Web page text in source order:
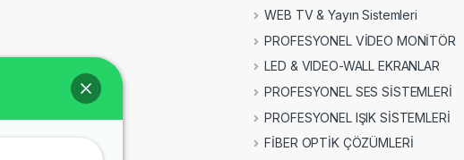
WEB TV & Yayın Sistemleri
PROFESYONEL VİDEO MONİTÖR
LED & VIDEO-WALL EKRANLAR
PROFESYONEL SES SİSTEMLERİ
PROFESYONEL IŞIK SİSTEMLERİ
FİBER OPTİK ÇÖZÜMLERİ